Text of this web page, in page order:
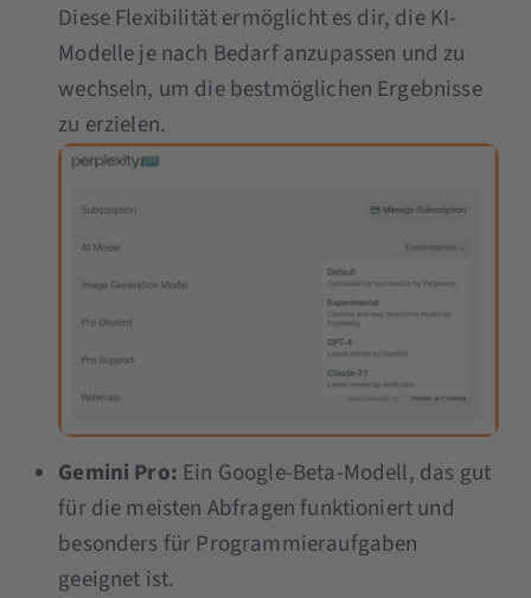
Diese Flexibilität ermöglicht es dir, die KI-
Modelle je nach Bedarf anzupassen und zu
wechseln, um die bestmöglichen Ergebnisse
zu erzielen.
Gemini Pro: Ein Google-Beta-Modell, das gut
für die meisten Abfragen funktioniert und
besonders für Programmieraufgaben
geeignet ist​​.